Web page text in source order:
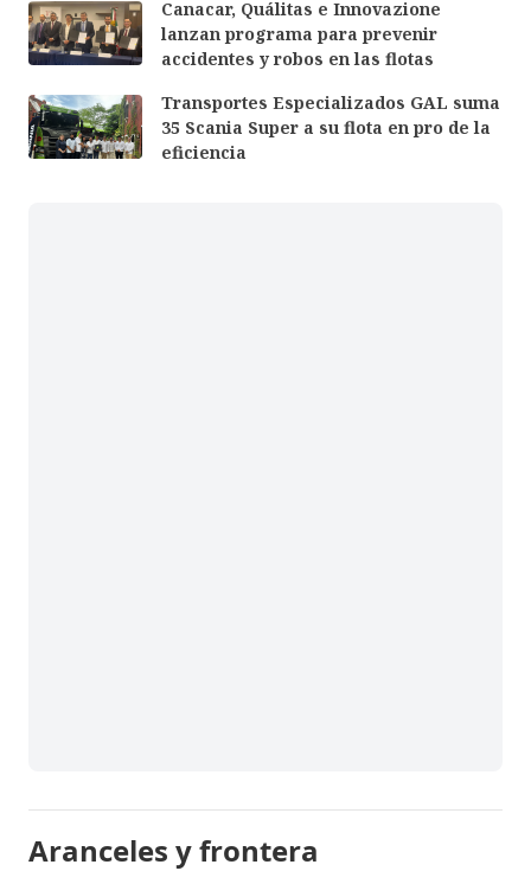
Canacar, Quálitas e Innovazione
lanzan programa para prevenir
accidentes y robos en las flotas
Transportes Especializados GAL suma
35 Scania Super a su flota en pro de la
eficiencia
Aranceles y frontera